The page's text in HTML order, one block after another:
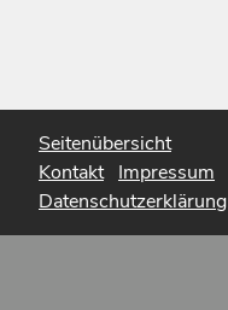
Seitenübersicht
Kontakt Impressum
Datenschutzerklärung